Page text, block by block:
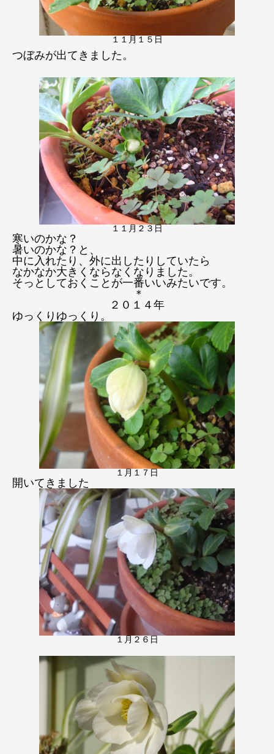
１１月１５日
つぼみが出てきました。
１１月２３日
寒いのかな？
暑いのかな？と、
中に入れたり、外に出したりしていたら
なかなか大きくならなくなりました。
そっとしておくことが一番いいみたいです。
＊
２０１４年
ゆっくりゆっくり。
１月１７日
開いてきました
１月２６日